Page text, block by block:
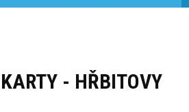
KARTY - HŘBITOVY